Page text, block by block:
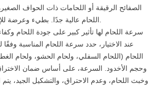
الصفائح الرقيقة أو اللحامات ذات الحواف
عند الاختيار، حدد سرعة اللحام المناسبة
اللحام (اللحام السفلي، ولحام الحشو، ولحام
وحجم الأخدود. السرعة، على أساس ضمان
وخبث اللحام، وعدم الاحتراق، والتشكيل الجيد،